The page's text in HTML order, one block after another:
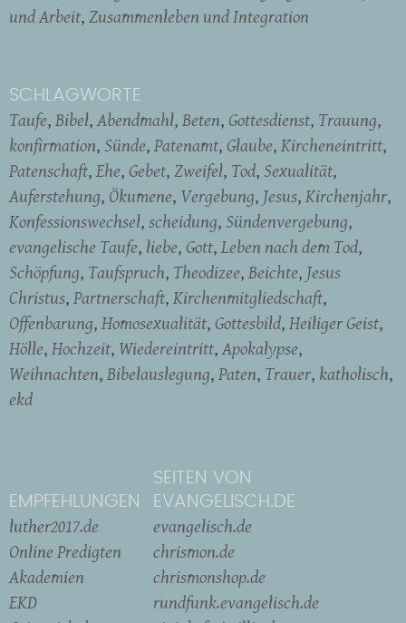
und Arbeit Zusammenleben und Integration
SCHLAGWORTE
Taufe Bibel Abendmahl Beten Gottesdienst Trauung
konfirmation Sünde Patenamt Glaube Kircheneintritt
Patenschaft Ehe Gebet Zweifel Tod Sexualität
Auferstehung Ökumene Vergebung Jesus Kirchenjahr
Konfessionswechsel scheidung Sündenvergebung
evangelische Taufe liebe Gott Leben nach dem Tod
Schöpfung Taufspruch Theodizee Beichte Jesus
Christus Partnerschaft Kirchenmitgliedschaft
Offenbarung Homosexualität Gottesbild Heiliger Geist
Hölle Hochzeit Wiedereintritt Apokalypse
Weihnachten Bibelauslegung Paten Trauer katholisch
ekd
EMPFEHLUNGEN
luther2017.de
Online Predigten
Akademien
EKD
SEITEN VON
EVANGELISCH.DE
evangelisch.de
chrismon.de
chrismonshop.de
rundfunk.evangelisch.de